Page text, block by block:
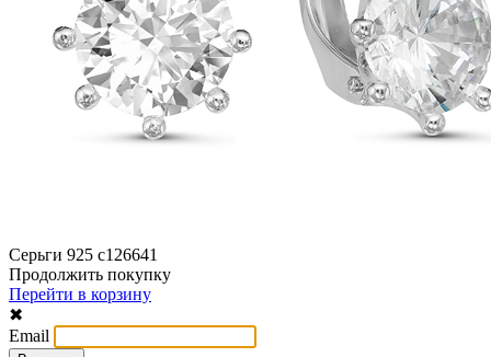
Серьги 925 с126641
Продолжить покупку
Перейти в корзину
✖
Email